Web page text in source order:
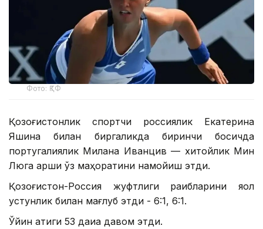
Фото: ҚТФ
Қозоғистонлик спортчи россиялик Екатерина
Яшина билан биргаликда биринчи босқичда
португалиялик Милана Иванцив — хитойлик Мин
Люга қарши ўз маҳоратини намойиш этди.
Қозоғистон-Россия жуфтлиги рақибларини яққол
устунлик билан мағлуб этди - 6:1, 6:1.
Ўйин атиги 53 дақиқа давом этди.